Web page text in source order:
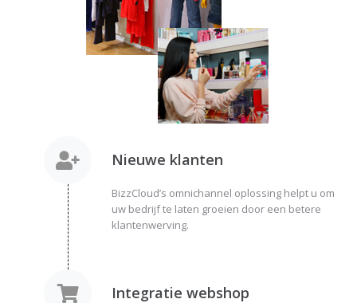
Nieuwe klanten
BizzCloud’s omnichannel oplossing helpt u om
uw bedrijf te laten groeien door een betere
klantenwerving.
Integratie webshop